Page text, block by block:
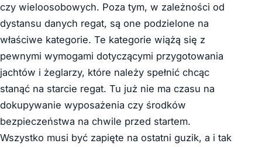
czy wieloosobowych. Poza tym, w zależności od
dystansu danych regat, są one podzielone na
właściwe kategorie. Te kategorie wiążą się z
pewnymi wymogami dotyczącymi przygotowania
jachtów i żeglarzy, które należy spełnić chcąc
stanąć na starcie regat. Tu już nie ma czasu na
dokupywanie wyposażenia czy środków
bezpieczeństwa na chwile przed startem.
Wszystko musi być zapięte na ostatni guzik, a i tak